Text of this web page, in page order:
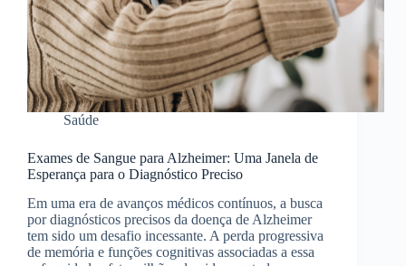
Saúde
Exames de Sangue para Alzheimer: Uma Janela de
Esperança para o Diagnóstico Preciso
Em uma era de avanços médicos contínuos, a busca
por diagnósticos precisos da doença de Alzheimer
tem sido um desafio incessante. A perda progressiva
de memória e funções cognitivas associadas a essa